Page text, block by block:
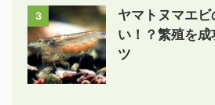
3
ヤマトヌマエビ
い！？繁殖を
ツ